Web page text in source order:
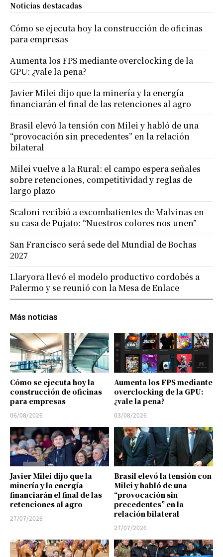
Más noticias
Cómo se ejecuta hoy la
construcción de oficinas
para empresas
06/08/2026
Aumenta los FPS mediante
overclocking de la GPU:
¿vale la pena?
03/08/2026
Javier Milei dijo que la
minería y la energía
financiarán el final de las
retenciones al agro
27/07/2026
Brasil elevó la tensión con
Milei y habló de una
“provocación sin
precedentes” en la
relación bilateral
27/07/2026
Noticias destacadas
Cómo se ejecuta hoy la construcción de oficinas
para empresas
Aumenta los FPS mediante overclocking de la
GPU: ¿vale la pena?
Javier Milei dijo que la minería y la energía
financiarán el final de las retenciones al agro
Brasil elevó la tensión con Milei y habló de una
“provocación sin precedentes” en la relación
bilateral
Milei vuelve a la Rural: el campo espera señales
sobre retenciones, competitividad y reglas de
largo plazo
Scaloni recibió a excombatientes de Malvinas en
su casa de Pujato: “Nuestros colores nos unen”
San Francisco será sede del Mundial de Bochas
2027
Llaryora llevó el modelo productivo cordobés a
Palermo y se reunió con la Mesa de Enlace